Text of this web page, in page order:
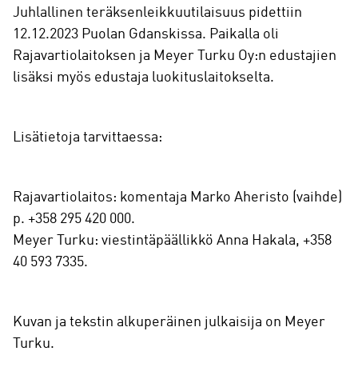
Juhlallinen teräksenleikkuutilaisuus pidettiin
12.12.2023 Puolan Gdanskissa. Paikalla oli
Rajavartiolaitoksen ja Meyer Turku Oy:n edustajien
lisäksi myös edustaja luokituslaitokselta.
Lisätietoja tarvittaessa:
Rajavartiolaitos: komentaja Marko Aheristo (vaihde)
p. +358 295 420 000.
Meyer Turku: viestintäpäällikkö Anna Hakala, +358
40 593 7335.
Kuvan ja tekstin alkuperäinen julkaisija on Meyer
Turku.